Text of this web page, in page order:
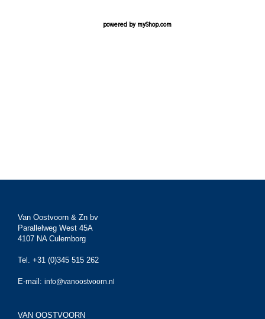
powered by myShop.com
Van Oostvoorn & Zn bv
Parallelweg West 45A
4107 NA Culemborg
Tel. +31 (0)345 515 262
E-mail: info@vanoostvoorn.nl
VAN OOSTVOORN